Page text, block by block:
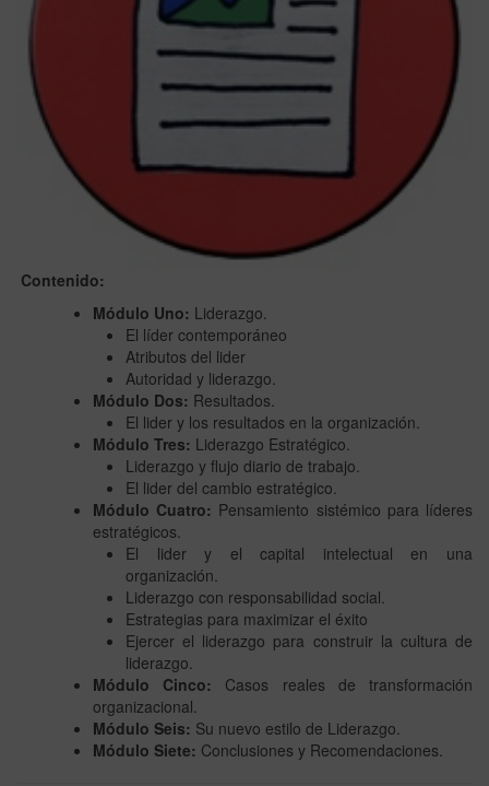
Contenido:
Módulo Uno: Liderazgo.
El líder contemporáneo
Atributos del lider
Autoridad y liderazgo.
Módulo Dos: Resultados.
El lider y los resultados en la organización.
Módulo Tres: Liderazgo Estratégico.
Liderazgo y flujo diario de trabajo.
El lider del cambio estratégico.
Módulo Cuatro: Pensamiento sistémico para líderes
estratégicos.
El lider y el capital intelectual en una
organización.
Liderazgo con responsabilidad social.
Estrategias para maximizar el éxito
Ejercer el liderazgo para construir la cultura de
liderazgo.
Módulo Cinco:
Casos reales de transformación
organizacional.
Módulo Seis: Su nuevo estilo de Liderazgo.
Módulo Siete: Conclusiones y Recomendaciones.